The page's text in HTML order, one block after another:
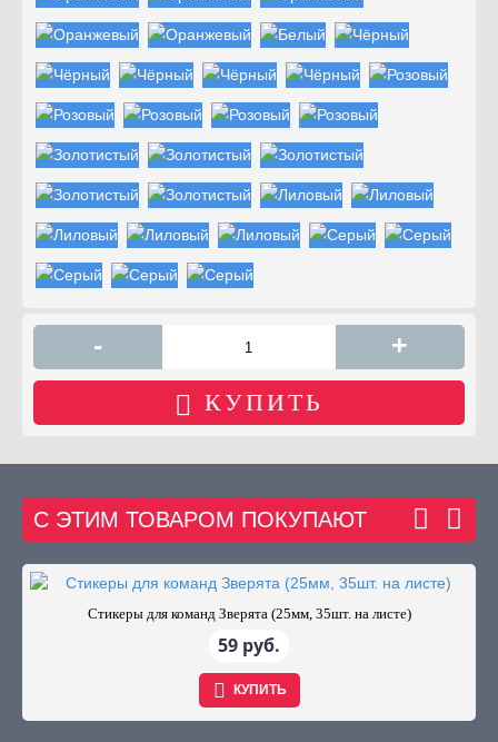
- +
КУПИТЬ
С ЭТИМ ТОВАРОМ ПОКУПАЮТ
Стикеры для команд Зверята (25мм, 35шт. на листе)
59 руб.
КУПИТЬ